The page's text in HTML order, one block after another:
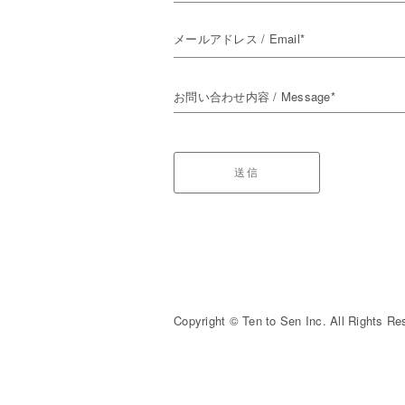
メールアドレス / Email*
お問い合わせ内容 / Message*
送信
Copyright © Ten to Sen Inc. All Rights